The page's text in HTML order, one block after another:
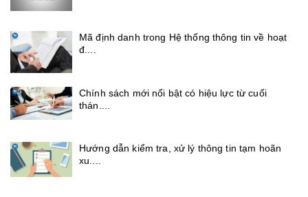
Mã định danh trong Hệ thống thông tin về hoạt
đ....
Chính sách mới nổi bật có hiệu lực từ cuối
thán....
Hướng dẫn kiểm tra, xử lý thông tin tạm hoãn
xu....